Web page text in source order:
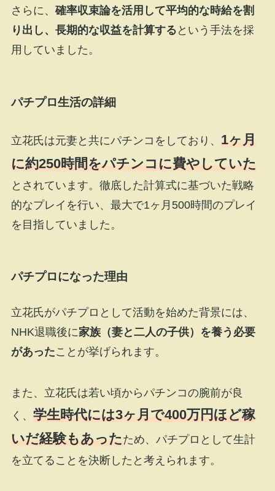
さらに、 確率収束論を活用して平均的な時給を割
り出し、長期的な収益を計算する という手法を採
用していました。
パチプロ生活の詳細
立花氏は元妻と共にパチンコをしており、 1ヶ月
に約250時間をパチンコに費やしていた
とされています。徹底した計算式に基づいた戦略
的なプレイを行い、最大で1ヶ月500時間のプレイ
を目指していました。
パチプロになった理由
立花氏がパチプロとして活動を始めた背景には、
NHK退職後に家族（妻と二人の子供）を養う必要
があったことが挙げられます。
また、立花氏は若い頃からパチンコの腕前が良
く、 学生時代には3ヶ月で400万円ほど稼
いだ経験もあった ため、パチプロとして生計
を立てることを決断したと考えられます。